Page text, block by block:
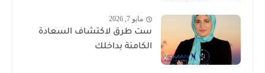
مايو 7, 2026
ست طرق لاكتشاف السعادة
الكامنة بداخلك